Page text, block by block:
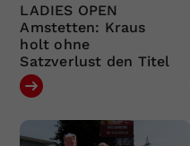
LADIES OPEN
Amstetten: Kraus
holt ohne
Satzverlust den Titel